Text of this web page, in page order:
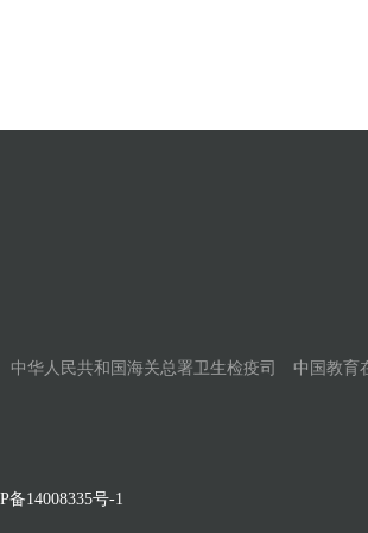
中华人民共和国海关总署卫生检疫司 中国教育
备14008335号-1